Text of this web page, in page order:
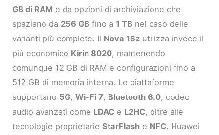
GB di RAM e da opzioni di archiviazione che
spaziano da 256 GB fino a 1 TB nel caso delle
varianti più complete. Il Nova 16z utilizza invece il
più economico Kirin 8020, mantenendo
comunque 12 GB di RAM e configurazioni fino a
512 GB di memoria interna. Le piattaforme
supportano 5G,Wi-Fi 7, Bluetooth 6.0, codec
audio avanzati come LDAC e L2HC, oltre alle
tecnologie proprietarieStarFlash e NFC. Huawei